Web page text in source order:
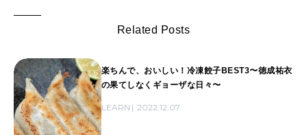
Related Posts
楽ちんで、おいしい！冷凍餃子BEST3〜徳成祐衣
の果てしなくギョーザな日々〜
LEARN 2022.12.07